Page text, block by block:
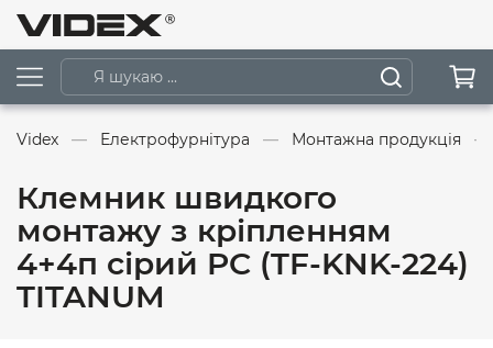
Videx Електрофурнітура Монтажна продукція
Клемник швидкого
монтажу з кріпленням
4+4п сірий PC (TF-KNK-224)
TITANUM